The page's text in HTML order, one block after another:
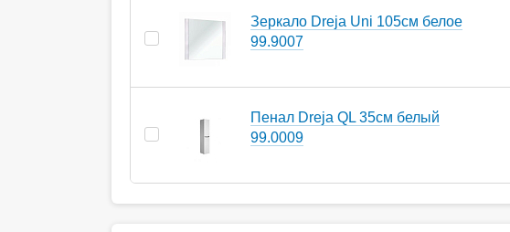
Зеркало Dreja Uni 105см белое
99.9007
Пенал Dreja QL 35см белый
99.0009